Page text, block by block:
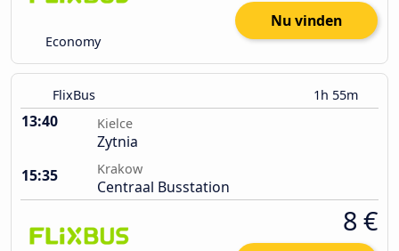
Economy
Nu vinden
FlixBus 1h 55m
13:40 Kielce
Zytnia
15:35
Krakow
Centraal Busstation
8 €